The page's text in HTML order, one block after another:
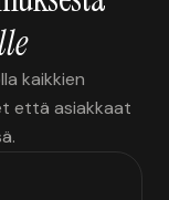
kaikkien
että asiakkaat